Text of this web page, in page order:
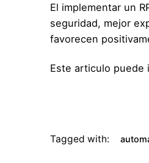
El implementar un
seguridad, mejor
favorecen
Este articulo puede
Tagged with: